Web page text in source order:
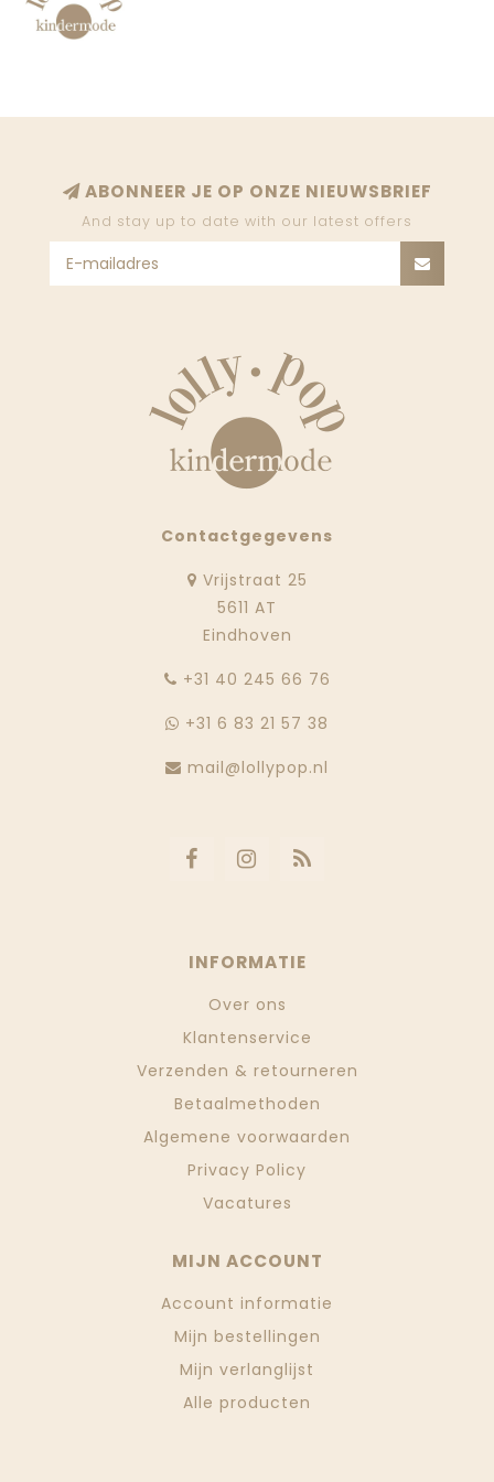
ABONNEER JE OP ONZE NIEUWSBRIEF
And stay up to date with our latest offers
Contactgegevens
Vrijstraat 25
5611 AT
Eindhoven
‭+31 40 245 66 76
+31 6 83 21 57 38
mail@lollypop.nl
INFORMATIE
Over ons
Klantenservice
Verzenden & retourneren
Betaalmethoden
Algemene voorwaarden
Privacy Policy
Vacatures
MIJN ACCOUNT
Account informatie
Mijn bestellingen
Mijn verlanglijst
Alle producten